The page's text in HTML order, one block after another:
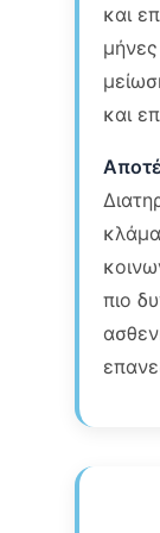
και
και
πιο